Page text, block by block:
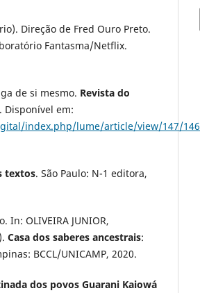
Direção de Fred Ouro Preto.
Fantasma/Netflix.
de si mesmo. Revista do
Disponível em:
index.php/lume/article/view/147/146
textos. São Paulo: N-1 editora,
In: OLIVEIRA JUNIOR,
Casa dos saberes ancestrais:
BCCL/UNICAMP, 2020.
dos povos Guarani Kaiowá